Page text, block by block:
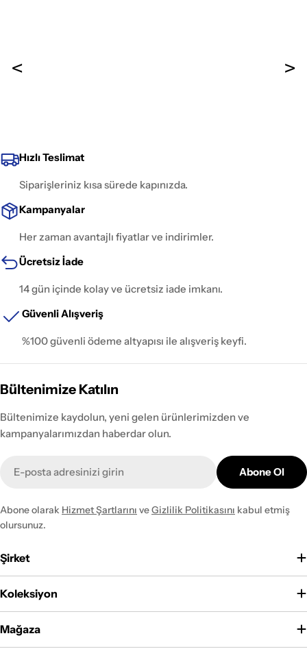
Hızlı Teslimat
Siparişleriniz kısa sürede kapınızda.
Kampanyalar
Her zaman avantajlı fiyatlar ve indirimler.
Ücretsiz İade
14 gün içinde kolay ve ücretsiz iade imkanı.
Güvenli Alışveriş
%100 güvenli ödeme altyapısı ile alışveriş keyfi.
Bültenimize Katılın
Bültenimize kaydolun, yeni gelen ürünlerimizden ve
kampanyalarımızdan haberdar olun.
posta
Abone Ol
Abone olarak Hizmet Şartlarını veGizlilik Politikasını kabul etmiş
olursunuz.
Şirket
Koleksiyon
Mağaza